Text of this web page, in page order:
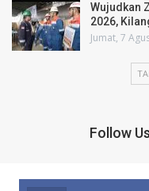
Wujudkan
2026,
Jumat, 7
Follow Us